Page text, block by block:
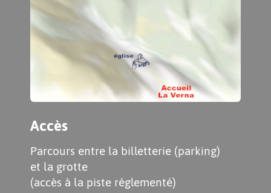
Accès
Parcours entre la billetterie (parking)
et la grotte
(accès à la piste réglementé)